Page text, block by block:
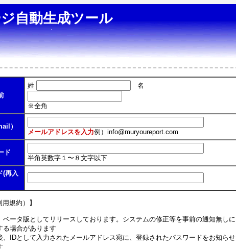
自動生成ツール
姓 名
※全角
）
メールアドレスを入力例） info@muryoureport.com
ド
半角英数字１〜８文字以下
(再入
用規約）】
ベータ版としてリリースしております。システムの修正等を事前の通知無しに
る場合があります
、IDとして入力されたメールアドレス宛に、登録されたパスワードをお知らせ